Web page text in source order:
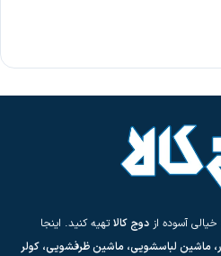
آسوده از دوج کالاتهیه کنید. اینجا
ماشین لباسشویی، ماشین ظرفشویی، کولر